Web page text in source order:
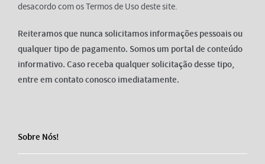
desacordo com os Termos de Uso deste site.
Reiteramos que nunca solicitamos informações pessoais ou
qualquer tipo de pagamento. Somos um portal de conteúdo
informativo. Caso receba qualquer solicitação desse tipo,
entre em contato conosco imediatamente.
Sobre Nós!